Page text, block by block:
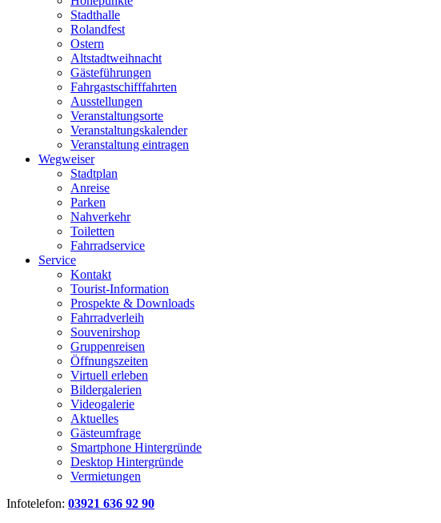
Stadthalle
Rolandfest
Ostern
Altstadtweihnacht
Gästeführungen
Fahrgastschifffahrten
Ausstellungen
Veranstaltungsorte
Veranstaltungskalender
Veranstaltung eintragen
Wegweiser
Stadtplan
Anreise
Parken
Nahverkehr
Toiletten
Fahrradservice
Service
Kontakt
Tourist-Information
Prospekte & Downloads
Fahrradverleih
Souvenirshop
Gruppenreisen
Öffnungszeiten
Virtuell erleben
Bildergalerien
Videogalerie
Aktuelles
Gästeumfrage
Smartphone Hintergründe
Desktop Hintergründe
Vermietungen
Infotelefon: 03921 636 92 90